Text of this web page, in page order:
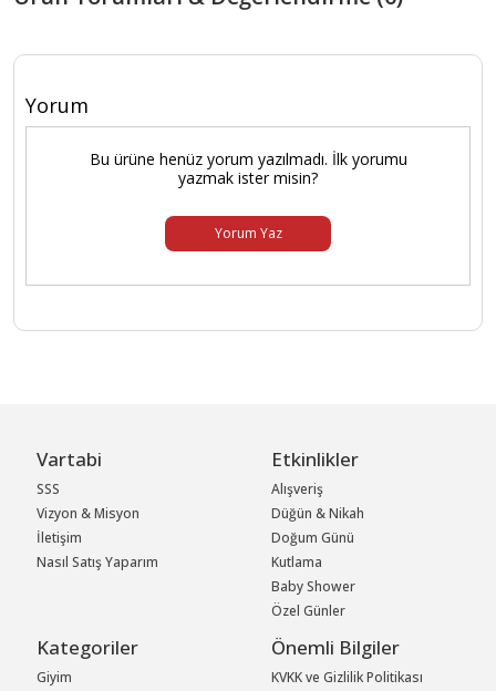
Yorum
Bu ürüne henüz yorum yazılmadı. İlk yorumu
yazmak ister misin?
Yorum Yaz
Vartabi
SSS
Vizyon & Misyon
İletişim
Nasıl Satış Yaparım
Etkinlikler
Alışveriş
Düğün & Nikah
Doğum Günü
Kutlama
Baby Shower
Özel Günler
Kategoriler
Giyim
Önemli Bilgiler
KVKK ve Gizlilik Politikası